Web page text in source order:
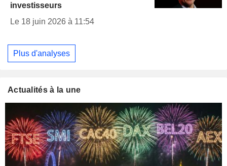
investisseurs
Le 18 juin 2026 à 11:54
Plus d'analyses
Actualités à la une